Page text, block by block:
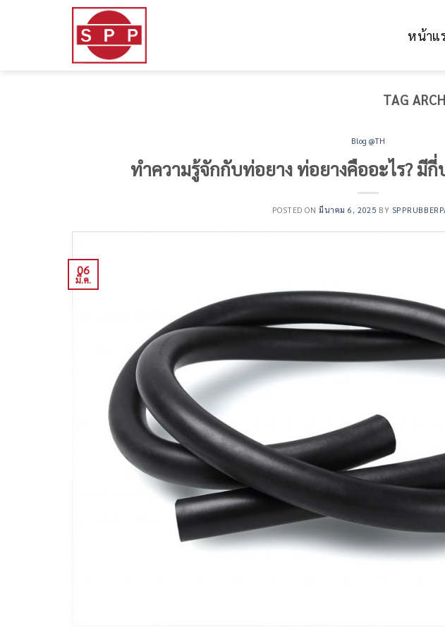
หน้าแ
TAG
Blog @TH
ทำความรู้จักกับท่อยาง ท่อยางคืออะไร? มีกี่
POSTED ONมีนาคม 6, 2025 BY
06
มี.ค.